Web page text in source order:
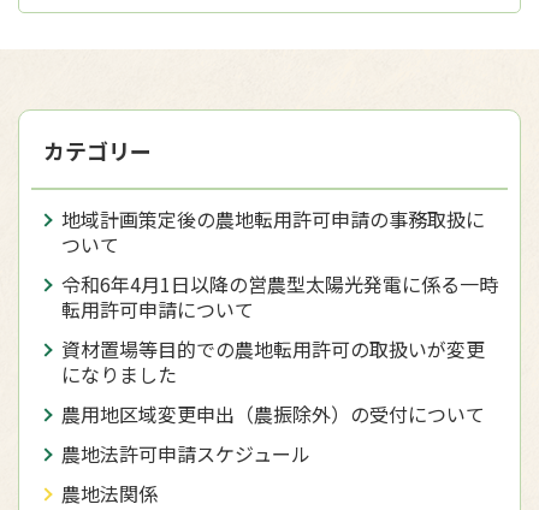
カテゴリー
地域計画策定後の農地転用許可申請の事務取扱に
ついて
令和6年4月1日以降の営農型太陽光発電に係る一時
転用許可申請について
資材置場等目的での農地転用許可の取扱いが変更
になりました
農用地区域変更申出（農振除外）の受付について
農地法許可申請スケジュール
農地法関係